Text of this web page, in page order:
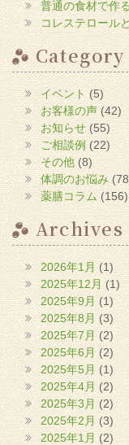
ィ
ン
ド
ウ
で
開
き
ま
す)
普通の食材で作
コレステロール
Category
イベント (5)
お客様の声(42)
お知らせ(55)
ご相談例 (22)
その他(8)
体調のお悩み
薬膳コラム (156)
Archives
2026年1月 (1)
2025年12月 (1)
2025年9月 (1)
2025年8月 (3)
2025年7月 (2)
2025年6月 (2)
2025年5月 (1)
2025年4月 (2)
2025年3月 (2)
2025年2月 (3)
2025年1月 (2)